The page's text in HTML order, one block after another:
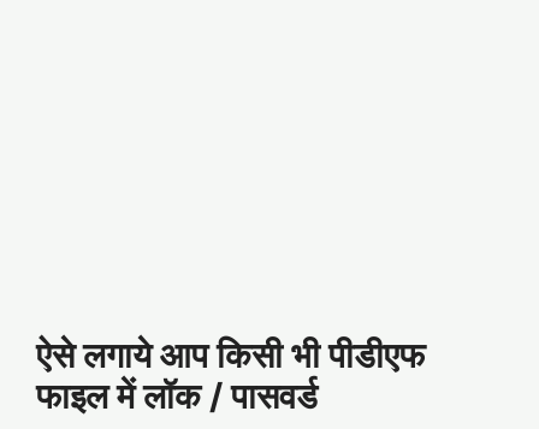
ऐसे लगाये आप किसी भी पीडीएफ
फाइल में लॉक / पासवर्ड